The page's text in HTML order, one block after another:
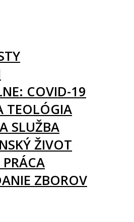
COVID-19
TEOLÓGIA
SLUŽBA
ŽIVOT
ZBOROV